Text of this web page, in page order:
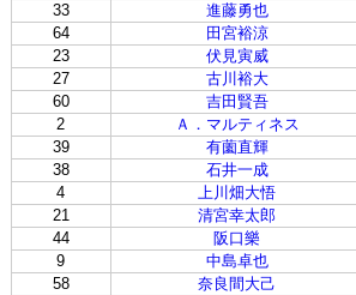
33
進藤勇也
64
田宮裕涼
23
伏見寅威
27
古川裕大
60
吉田賢吾
2
Ａ．マルティネス
39
有薗直輝
38
石井一成
4
上川畑大悟
21
清宮幸太郎
44
阪口樂
9
中島卓也
58
奈良間大己